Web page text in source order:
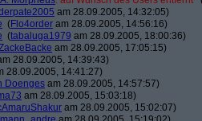
am 28.09.2005, 14:32:05)
(Flo4order am 28.09.2005, 14:56:16)
(tabaluga1979 am 28.09.2005, 18:00:36)
am 28.09.2005, 17:05:15)
28.09.2005, 14:39:43)
28.09.2005, 14:41:27)
Doenges am 28.09.2005, 14:57:57)
am 28.09.2005, 15:03:18)
am 28.09.2005, 15:02:07)